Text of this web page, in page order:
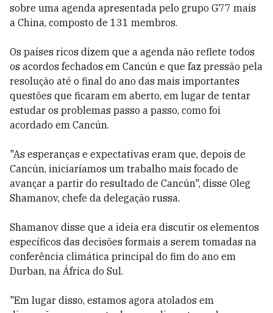
sobre uma agenda apresentada pelo grupo G77 mais
a China, composto de 131 membros.
Os países ricos dizem que a agenda não reflete todos
os acordos fechados em Cancún e que faz pressão pela
resolução até o final do ano das mais importantes
questões que ficaram em aberto, em lugar de tentar
estudar os problemas passo a passo, como foi
acordado em Cancún.
"As esperanças e expectativas eram que, depois de
Cancún, iniciaríamos um trabalho mais focado de
avançar a partir do resultado de Cancún", disse Oleg
Shamanov, chefe da delegação russa.
Shamanov disse que a ideia era discutir os elementos
específicos das decisões formais a serem tomadas na
conferência climática principal do fim do ano em
Durban, na África do Sul.
"Em lugar disso, estamos agora atolados em